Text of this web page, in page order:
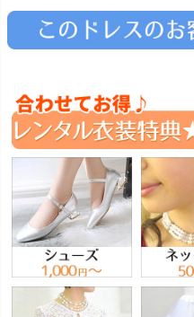
対応 七五三・発表会・記念撮影
予約 Web または お電話
ヘアメイク・着付け